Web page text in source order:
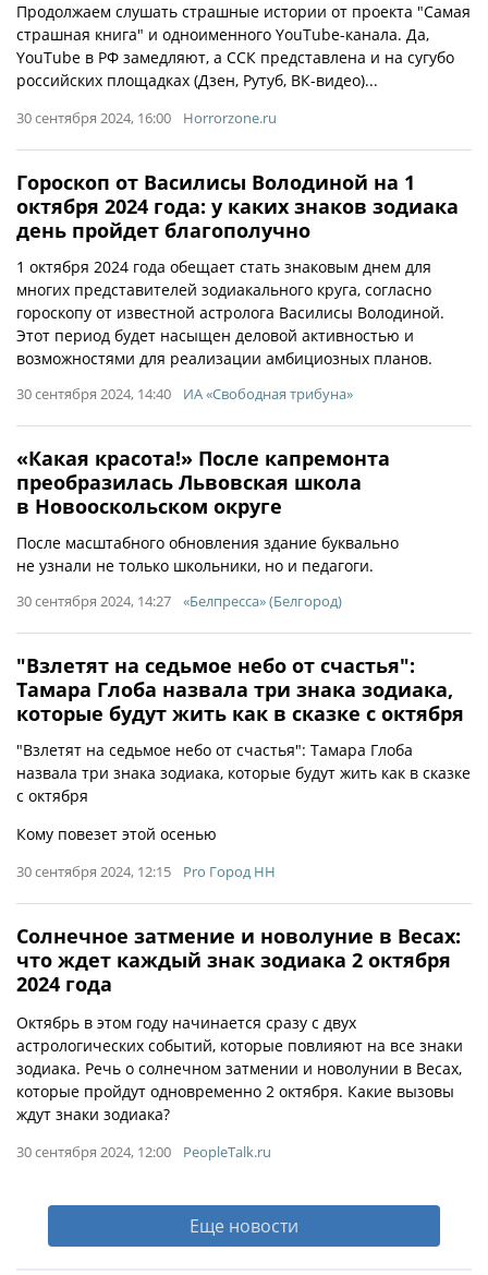
Продолжаем слушать страшные истории от проекта "Самая
страшная книга" и одноименного YouTube-канала. Да,
YouTube в РФ замедляют, а ССК представлена и на сугубо
российских площадках (Дзен, Рутуб, ВК-видео)...
30 сентября 2024, 16:00 Horrorzone.ru
Гороскоп от Василисы Володиной на 1
октября 2024 года: у каких знаков зодиака
день пройдет благополучно
1 октября 2024 года обещает стать знаковым днем для
многих представителей зодиакального круга, согласно
гороскопу от известной астролога Василисы Володиной.
Этот период будет насыщен деловой активностью и
возможностями для реализации амбициозных планов.
30 сентября 2024, 14:40 ИА «Свободная трибуна»
«Какая красота!» После капремонта
преобразилась Львовская школа
в Новооскольском округе
После масштабного обновления здание буквально
не узнали не только школьники, но и педагоги.
30 сентября 2024, 14:27 «Белпресса» (Белгород)
"Взлетят на седьмое небо от счастья":
Тамара Глоба назвала три знака зодиака,
которые будут жить как в сказке с октября
"Взлетят на седьмое небо от счастья": Тамара Глоба
назвала три знака зодиака, которые будут жить как в сказке
с октября
Кому повезет этой осенью
30 сентября 2024, 12:15 Pro Город НН
Солнечное затмение и новолуние в Весах:
что ждет каждый знак зодиака 2 октября
2024 года
Октябрь в этом году начинается сразу с двух
астрологических событий, которые повлияют на все знаки
зодиака. Речь о солнечном затмении и новолунии в Весах,
которые пройдут одновременно 2 октября. Какие вызовы
ждут знаки зодиака?
30 сентября 2024, 12:00 PeopleTalk.ru
Еще новости